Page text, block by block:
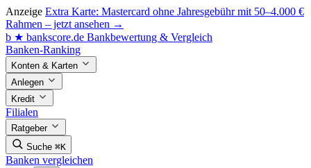
Anzeige Extra Karte: Mastercard ohne Jahresgebühr mit 50–4.000 €
Rahmen – jetzt ansehen →
b ★ bankscore.de Bankbewertung & Vergleich
Banken-Ranking
Konten & Karten
Anlegen
Kredit
Filialen
Ratgeber
Suche ⌘K
Banken vergleichen